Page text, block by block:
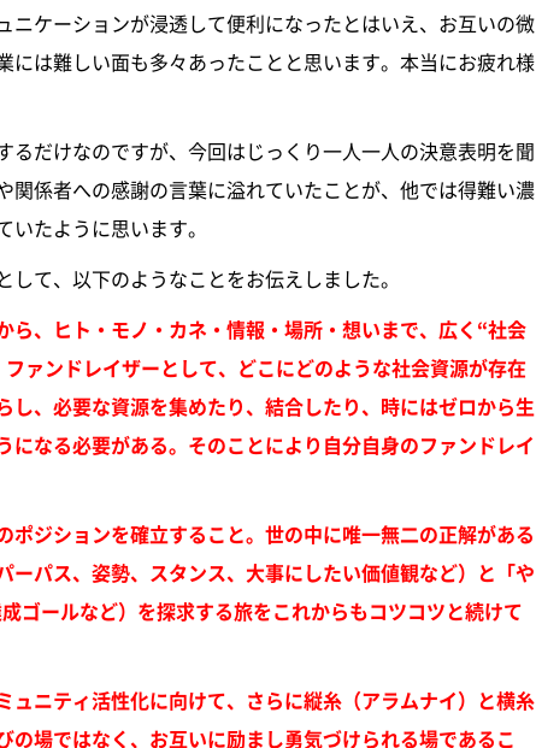
ニケーションが浸透して便利になったとはいえ、お互いの微
には難しい面も多々あったことと思います。本当にお疲れ様
るだけなのですが、今回はじっくり一人一人の決意表明を聞
関係者への感謝の言葉に溢れていたことが、他では得難い濃
たように思います。
て、以下のようなことをお伝えしました。
、ヒト・モノ・カネ・情報・場所・想いまで、広く“社会
ァンドレイザーとして、どこにどのような社会資源が存在
し、必要な資源を集めたり、結合したり、時にはゼロから生
になる必要がある。そのことにより自分自身のファンドレイ
ジションを確立すること。世の中に唯一無二の正解がある
ーパス、姿勢、スタンス、大事にしたい価値観など）と「や
ゴールなど）を探求する旅をこれからもコツコツと続けて
ニティ活性化に向けて、さらに縦糸（アラムナイ）と横糸
の場ではなく、お互いに励まし勇気づけられる場であるこ